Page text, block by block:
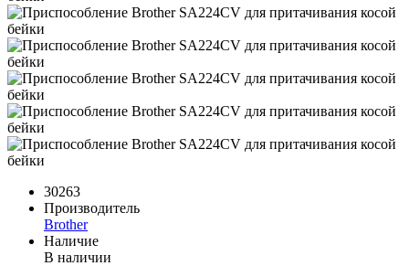
30263
Производитель
Brother
Наличие
В наличии